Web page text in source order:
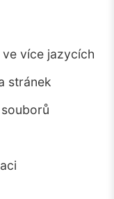
více jazycích
stránek